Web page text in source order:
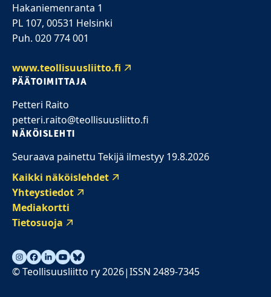
Hakaniemenranta 1
PL 107, 00531 Helsinki
Puh. 020 774 001
www.teollisuusliitto.fi
PÄÄTOIMITTAJA
Petteri Raito
petteri.raito@teollisuusliitto.fi
NÄKÖISLEHTI
Seuraava painettu Tekijä ilmestyy 19.8.2026
Kaikki näköislehdet
Yhteystiedot
Mediakortti
Tietosuoja
© Teollisuusliitto ry 2026|ISSN 2489-7345